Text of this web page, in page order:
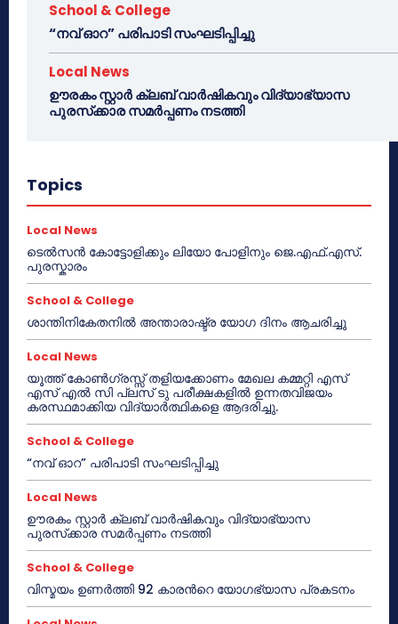
School & College
“നവ് ഓറ” പരിപാടി സംഘടിപ്പിച്ചു
Local News
ഊരകം സ്റ്റാർ ക്ലബ് വാർഷികവും വിദ്യാഭ്യാസ
പുരസ്‌ക്കാര സമർപ്പണം നടത്തി
Topics
Local News
ടെൽസൻ കോട്ടോളിക്കും ലിയോ പോളിനും ജെ.എഫ്.എസ്.
പുരസ്കാരം
School & College
ശാന്തിനികേതനിൽ അന്താരാഷ്ട്ര യോഗ ദിനം ആചരിച്ചു
Local News
യൂത്ത് കോൺഗ്രസ്സ് തളിയക്കോണം മേഖല കമ്മറ്റി എസ്
എസ് എൽ സി പ്ലസ് ടു പരീക്ഷകളിൽ ഉന്നതവിജയം
കരസ്ഥമാക്കിയ വിദ്യാർത്ഥികളെ ആദരിച്ചു.
School & College
“നവ് ഓറ” പരിപാടി സംഘടിപ്പിച്ചു
Local News
ഊരകം സ്റ്റാർ ക്ലബ് വാർഷികവും വിദ്യാഭ്യാസ
പുരസ്‌ക്കാര സമർപ്പണം നടത്തി
School & College
വിസ്മയം ഉണർത്തി 92 കാരൻറെ യോഗഭ്യാസ പ്രകടനം